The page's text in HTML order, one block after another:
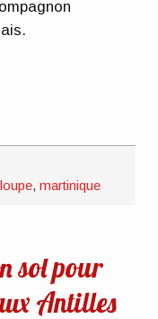
,martinique
sol pour
Antilles